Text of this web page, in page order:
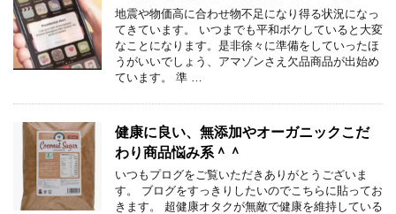
地震や物価高に合わせ物不足になり得る状況になっ
てきています。 いつまでも平和ボケしていると大変
なことになります。是非徐々に準備をしていったほ
うがいいでしょう、アマゾンさえ欠品商品が出始め
ています。 準 …
健康に良い、無添加やオーガニックこだ
わり商品悩み系＾＾
いつもプログをご覧いただきありがとうございま
す。 ブログをすっきりしたいのでこちらに貼ってお
きます。 超健康オタクが無敵で健康を維持している